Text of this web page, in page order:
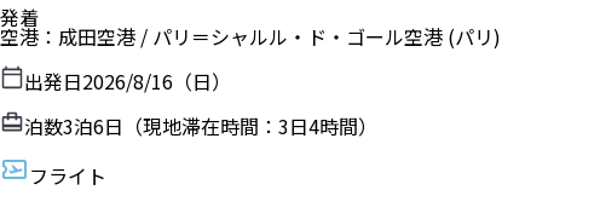
発着
空港 ： 成田空港 / パリ＝シャルル・ド・ゴール空港 (パリ)
出発日2026/8/16（日）
泊数3泊6日（現地滞在時間： 3日4時間）
フライト